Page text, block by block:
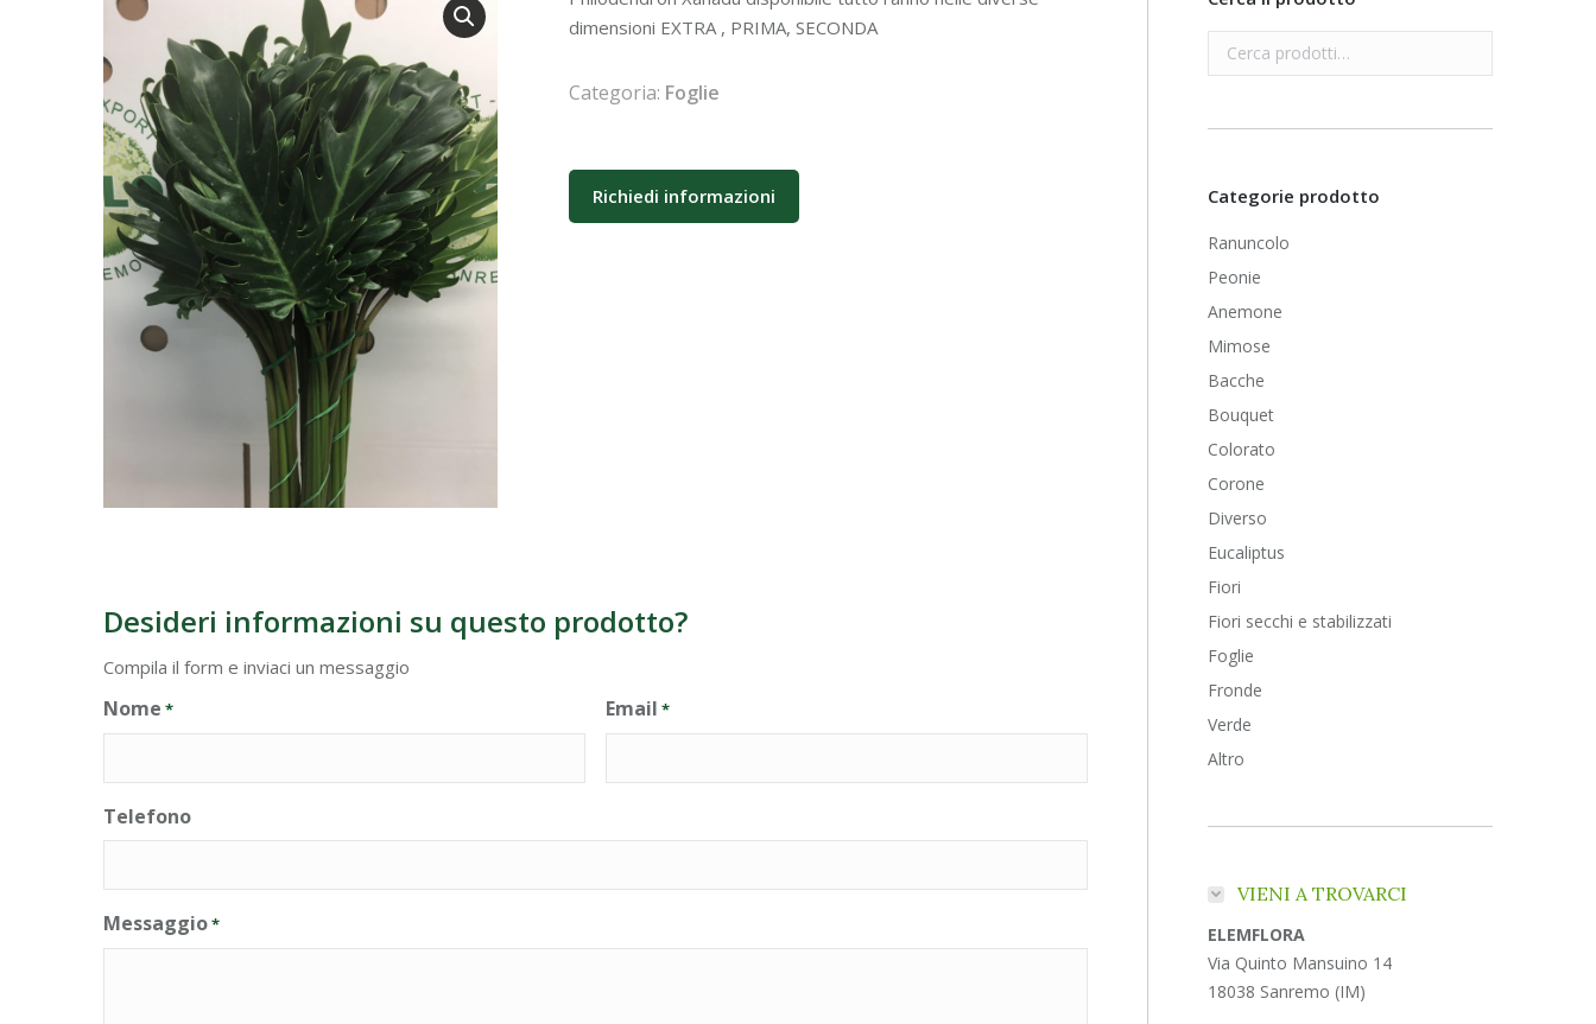
dimensioni EXTRA , PRIMA, SECONDA
Categoria: Foglie
Richiedi informazioni
Desideri informazioni su questo prodotto?
Compila il form e inviaci un messaggio
Nome * Email *
Telefono
Messaggio*
Categorie prodotto
Ranuncolo
Peonie
Anemone
Mimose
Bacche
Bouquet
Colorato
Corone
Diverso
Eucaliptus
Fiori
Fiori secchi e stabilizzati
Foglie
Fronde
Verde
Altro
VIENI A TROVARCI
ELEMFLORA
Via Quinto Mansuino 14
18038 Sanremo (IM)